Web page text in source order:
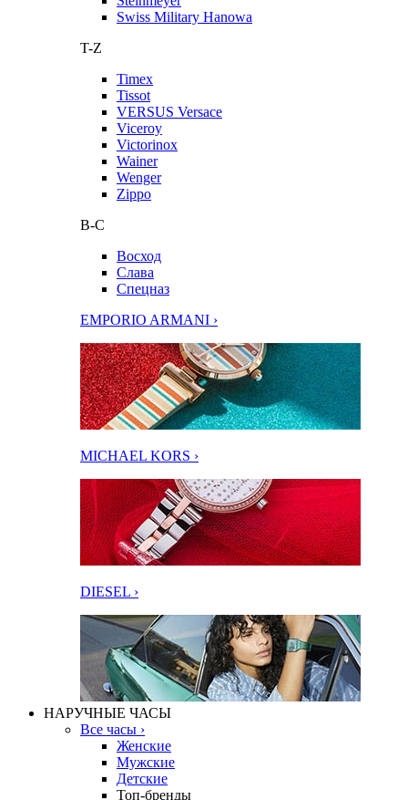
Swiss Military Hanowa
T-Z
Timex
Tissot
VERSUS Versace
Viceroy
Victorinox
Wainer
Wenger
Zippo
В-С
Восход
Слава
Спецназ
EMPORIO ARMANI ›
MICHAEL KORS ›
DIESEL ›
НАРУЧНЫЕ ЧАСЫ
Все часы ›
Женские
Мужские
Детские
Топ-бренды